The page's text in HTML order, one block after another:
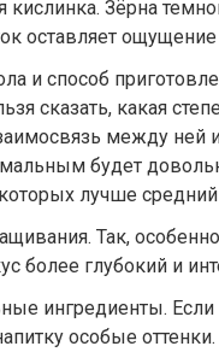
кислинка. Зёрна
оставляет ощущение
и способ
сказать, какая
между ней
будет
лучше
Так,
более глубокий и
ингредиенты. Если
особые